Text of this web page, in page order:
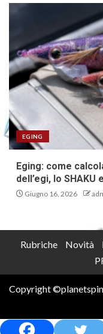
EGING
Eging: come
dell’egi, lo SHAKU
Giugno 16, 2026
Rubriche Novità
Copyright